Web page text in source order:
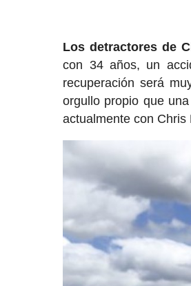
Los detractores de
con 34 años, un
recuperación será
orgullo propio que
actualmente con Chris